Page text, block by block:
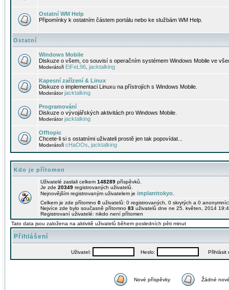
Ostatní WM Help
Připomínky k ostatním částem portálu nebo ke službám WM Help.
Ostatní
Windows Mobile
Diskuze o všem, co souvisí s operačním systémem Windows Mobile ve
Moderátoři EiFeL96 jacktalking
Kapesní zařízení & Linux
Diskuze o implementaci Linuxu na přístrojích s Windows Mobile.
Moderátorjacktalking
Programování
Diskuze o vývojářských aktivitách pro Windows Mobile.
Moderátorjacktalking
Offtopic
Chcete-li si s ostatními uživateli prostě jen tak popovídat...
Moderátoři cHaOOs jacktalking
Kdo je přítomen
Uživatelé zaslali celkem 148289 příspěvků.
Je zde 20349 registrovaných uživatelů.
Nejnovějším registrovaným uživatelem je implanttokyo
Celkem je zde přítomno 0 uživatelů: 0 registrovaných, 0 skrytých a 0
Nejvíce zde bylo současně přítomno 83 uživatelů dne ne 25. květen, 2014
Registrovaní uživatelé: nikdo není přítomen
Tato data jsou založena na aktivitě uživatelů během posledních pěti minut
Přihlášení
Uživatel: Heslo: Přihlásit
Nové příspěvky Žádné